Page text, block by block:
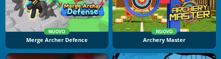
NUOVO
Merge Archer Defence
NUOVO
Archery Master